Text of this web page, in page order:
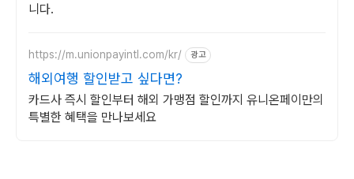
니다.
https://m.unionpayintl.com/kr/ 광고
해외여행 할인받고 싶다면?
카드사 즉시 할인부터 해외 가맹점 할인까지 유니온페이만의
특별한 혜택을 만나보세요